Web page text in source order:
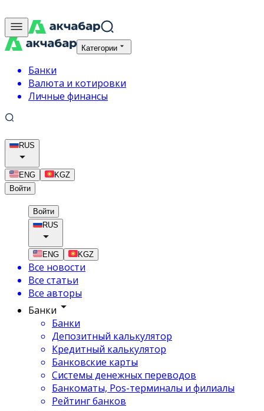
Категории
Банки
Валюта и котировки
Личные финансы
RUS
ENG
KGZ
Войти
Войти
RUS
ENG KGZ
Все новости
Все статьи
Все авторы
Банки
Банки
Депозитный калькулятор
Кредитный калькулятор
Банковские карты
Системы денежных переводов
Банкоматы, Pos-терминалы и филиалы
Рейтинг банков